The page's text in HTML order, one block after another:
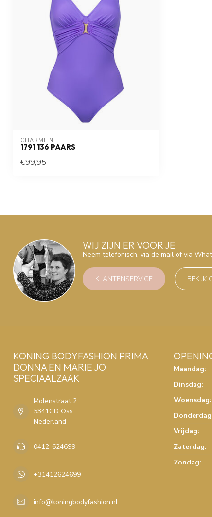
CHARMLINE
1791 136 PAARS
€99,95
WIJ ZIJN ER VOOR JE
Neem telefonisch, via de mail of via
KLANTENSERVICE BEKIJK
KONING BODYFASHION PRIMA
DONNA EN MARIE JO
SPECIAALZAAK
Molenstraat 2
5341GD Oss
Nederland
0412-624699
+31412624699
info@koningbodyfashion.nl
Maandag:
Dinsdag:
Woensdag:
Vrijdag:
Zaterdag:
Zondag: